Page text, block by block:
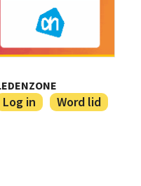
Log in Word lid